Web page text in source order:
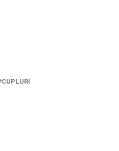
CUPLURI